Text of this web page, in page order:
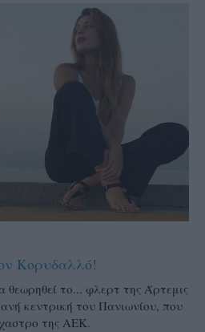
Κορυδαλλό!
το... φλερτ της Άρτεμις
κεντρική του Πανιωνίου, που
της ΑΕΚ.